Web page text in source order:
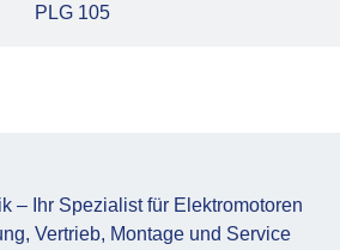
PLG 105
– Ihr Spezialist für Elektromotoren
Vertrieb, Montage und Service